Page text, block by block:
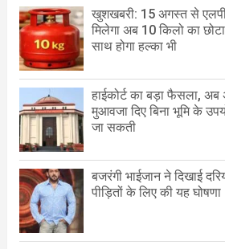
खुशखबरी: 15 अगस्त से
मिलेगा अब 10 किलो का
साथ होगा हल्का भी
हाईकोर्ट का बड़ा फैसला,
मुआवजा दिए बिना भूमि के
जा सकती
बजरंगी भाईजान ने दिखाई
पीड़ितों के लिए की यह घोषणा